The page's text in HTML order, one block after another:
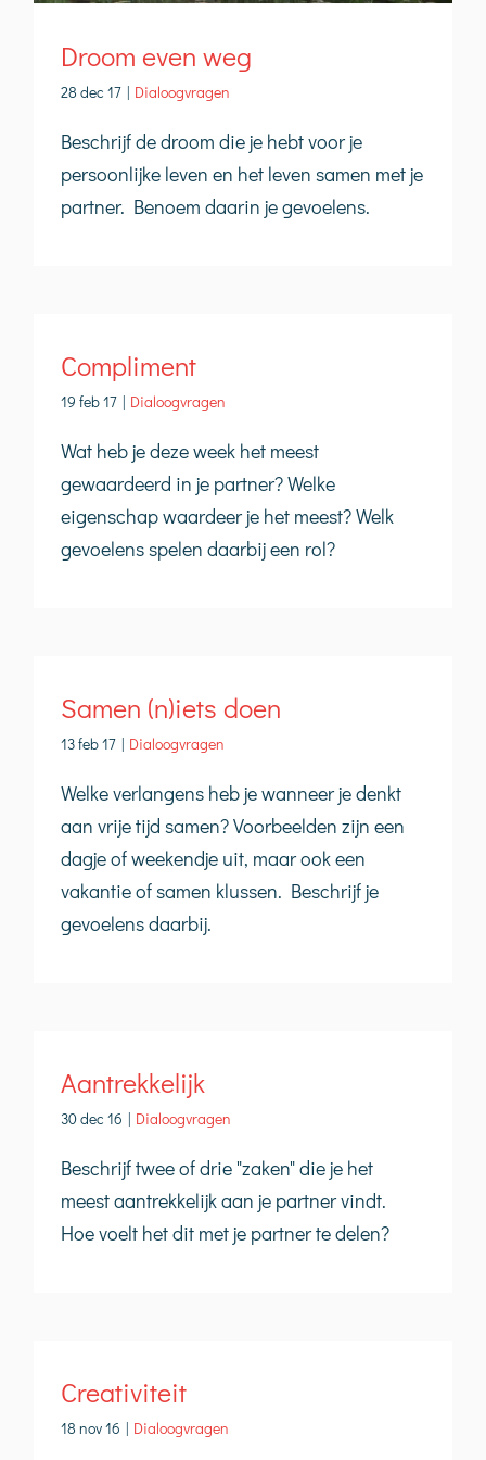
Droom even weg
28 dec 17 | Dialoogvragen
Beschrijf de droom die je hebt voor je
persoonlijke leven en het leven samen met je
partner. Benoem daarin je gevoelens.
Compliment
19 feb 17 | Dialoogvragen
Wat heb je deze week het meest
gewaardeerd in je partner? Welke
eigenschap waardeer je het meest? Welk
gevoelens spelen daarbij een rol?
Samen (n)iets doen
13 feb 17 | Dialoogvragen
Welke verlangens heb je wanneer je denkt
aan vrije tijd samen? Voorbeelden zijn een
dagje of weekendje uit, maar ook een
vakantie of samen klussen. Beschrijf je
gevoelens daarbij.
Aantrekkelijk
30 dec 16 | Dialoogvragen
Beschrijf twee of drie "zaken" die je het
meest aantrekkelijk aan je partner vindt.
Hoe voelt het dit met je partner te delen?
Creativiteit
18 nov 16 | Dialoogvragen